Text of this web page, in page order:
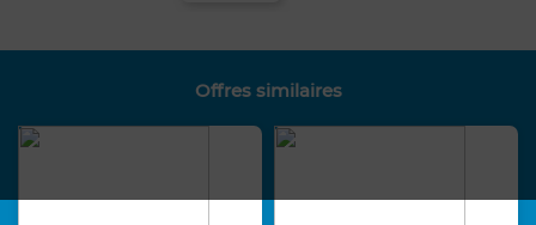
Offres similaires